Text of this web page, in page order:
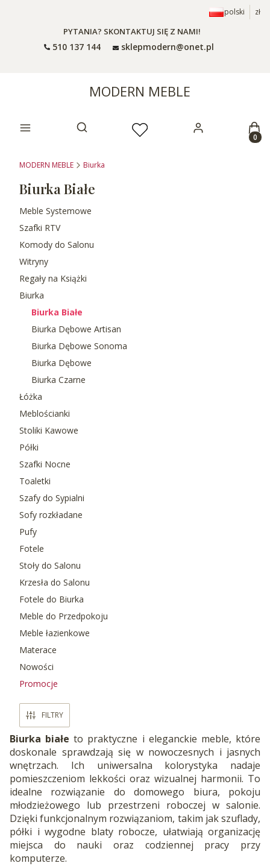
polski zł
PYTANIA? SKONTAKTUJ SIĘ Z NAMI!
510 137 144 sklepmodern@onet.pl
MODERN MEBLE
Otwórz wyszukiwarkę
MODERN MEBLE Biurka
Biurka Białe
Meble Systemowe
Szafki RTV
Komody do Salonu
Witryny
Regały na Książki
Biurka
Biurka Białe
Biurka Dębowe Artisan
Biurka Dębowe Sonoma
Biurka Dębowe
Biurka Czarne
Łóżka
Meblościanki
Stoliki Kawowe
Półki
Szafki Nocne
Toaletki
Szafy do Sypialni
Sofy rozkładane
Pufy
Fotele
Stoły do Salonu
Krzesła do Salonu
Fotele do Biurka
Meble do Przedpokoju
Meble łazienkowe
Materace
Nowości
Promocje
FILTRY
Biurka białe to praktyczne i eleganckie meble, które
doskonale sprawdzają się w nowoczesnych i jasnych
wnętrzach. Ich uniwersalna kolorystyka nadaje
pomieszczeniom lekkości oraz wizualnej harmonii. To
idealne rozwiązanie do domowego biura, pokoju
młodzieżowego lub przestrzeni roboczej w salonie.
Dzięki funkcjonalnym rozwiązaniom, takim jak szuflady,
półki i wygodne blaty robocze, ułatwiają organizację
miejsca do nauki oraz codziennej pracy przy
komputerze.